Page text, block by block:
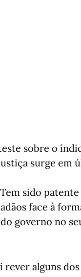
sobre o
surge em
sido patente
face à
governo no
alguns